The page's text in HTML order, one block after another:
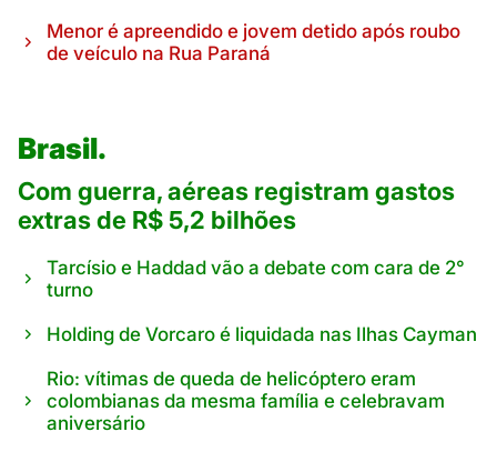
Menor é apreendido e jovem detido após roubo
de veículo na Rua Paraná
Brasil.
Com guerra, aéreas registram gastos
extras de R$ 5,2 bilhões
Tarcísio e Haddad vão a debate com cara de 2°
turno
Holding de Vorcaro é liquidada nas Ilhas Cayman
Rio: vítimas de queda de helicóptero eram
colombianas da mesma família e celebravam
aniversário